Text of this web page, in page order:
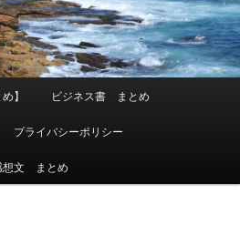
】 ビジネス書 まとめ
プライバシーポリシー
想文 まとめ